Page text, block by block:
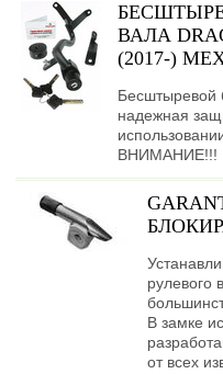
ВАЛА
(2017-)
Бесштыревой
надежная
ВНИМАНИЕ!!!
рулевого
В замке
от всех